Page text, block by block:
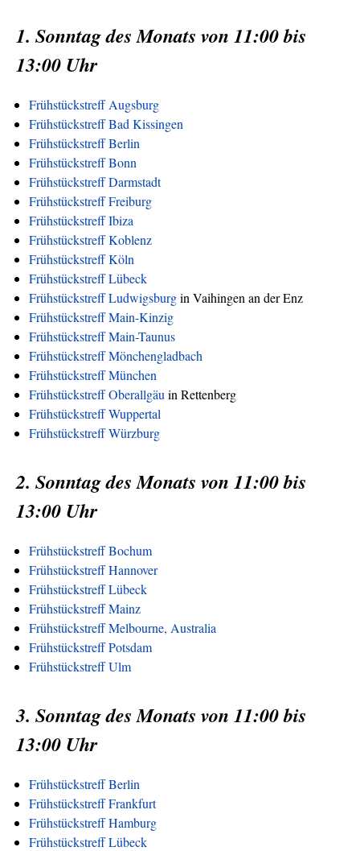
1. Sonntag des Monats von 11:00 bis
13:00 Uhr
Frühstückstreff Augsburg
Frühstückstreff Bad Kissingen
Frühstückstreff Berlin
Frühstückstreff Bonn
Frühstückstreff Darmstadt
Frühstückstreff Freiburg
Frühstückstreff Ibiza
Frühstückstreff Koblenz
Frühstückstreff Köln
Frühstückstreff Lübeck
Frühstückstreff Ludwigsburgin Vaihingen an der Enz
Frühstückstreff Main-Kinzig
Frühstückstreff Main-Taunus
Frühstückstreff Mönchengladbach
Frühstückstreff München
Frühstückstreff Oberallgäu in Rettenberg
Frühstückstreff Wuppertal
Frühstückstreff Würzburg
2. Sonntag des Monats von 11:00 bis
13:00 Uhr
Frühstückstreff Bochum
Frühstückstreff Hannover
Frühstückstreff Lübeck
Frühstückstreff Mainz
Frühstückstreff Melbourne, Australia
Frühstückstreff Potsdam
Frühstückstreff Ulm
3. Sonntag des Monats von 11:00 bis
13:00 Uhr
Frühstückstreff Berlin
Frühstückstreff Frankfurt
Frühstückstreff Hamburg
Frühstückstreff Lübeck